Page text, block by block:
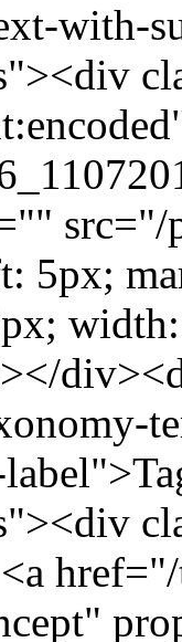
with-
src="/
5px;